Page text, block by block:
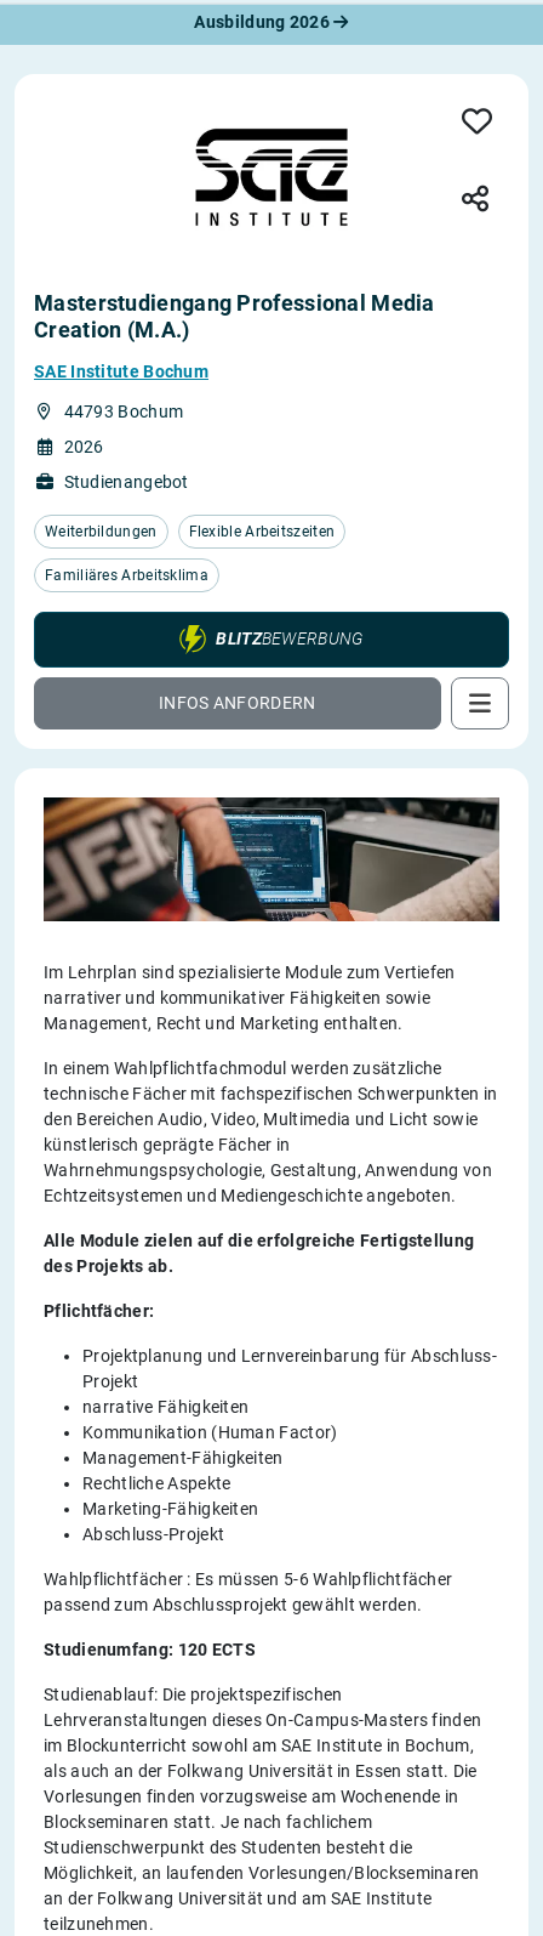
Ausbildung 2026
Masterstudiengang Professional Media
Creation (M.A.)
SAE Institute Bochum
44793 Bochum
2026
Studienangebot
Weiterbildungen Flexible Arbeitszeiten
Familiäres Arbeitsklima
BLITZBEWERBUNG
INFOS ANFORDERN
Im Lehrplan sind spezialisierte Module zum Vertiefen
narrativer und kommunikativer Fähigkeiten sowie
Management, Recht und Marketing enthalten.
In einem Wahlpflichtfachmodul werden zusätzliche
technische Fächer mit fachspezifischen Schwerpunkten in
den Bereichen Audio, Video, Multimedia und Licht sowie
künstlerisch geprägte Fächer in
Wahrnehmungspsychologie, Gestaltung, Anwendung von
Echtzeitsystemen und Mediengeschichte angeboten.
Alle Module zielen auf die erfolgreiche Fertigstellung
des Projekts ab.
Pflichtfächer:
Projektplanung und Lernvereinbarung für Abschluss-
Projekt
narrative Fähigkeiten
Kommunikation (Human Factor)
Management-Fähigkeiten
Rechtliche Aspekte
Marketing-Fähigkeiten
Abschluss-Projekt
Wahlpflichtfächer : Es müssen 5-6 Wahlpflichtfächer
passend zum Abschlussprojekt gewählt werden.
Studienumfang: 120 ECTS
Studienablauf: Die projektspezifischen
Lehrveranstaltungen dieses On-Campus-Masters finden
im Blockunterricht sowohl am SAE Institute in Bochum,
als auch an der Folkwang Universität in Essen statt. Die
Vorlesungen finden vorzugsweise am Wochenende in
Blockseminaren statt. Je nach fachlichem
Studienschwerpunkt des Studenten besteht die
Möglichkeit, an laufenden Vorlesungen/Blockseminaren
an der Folkwang Universität und am SAE Institute
teilzunehmen.